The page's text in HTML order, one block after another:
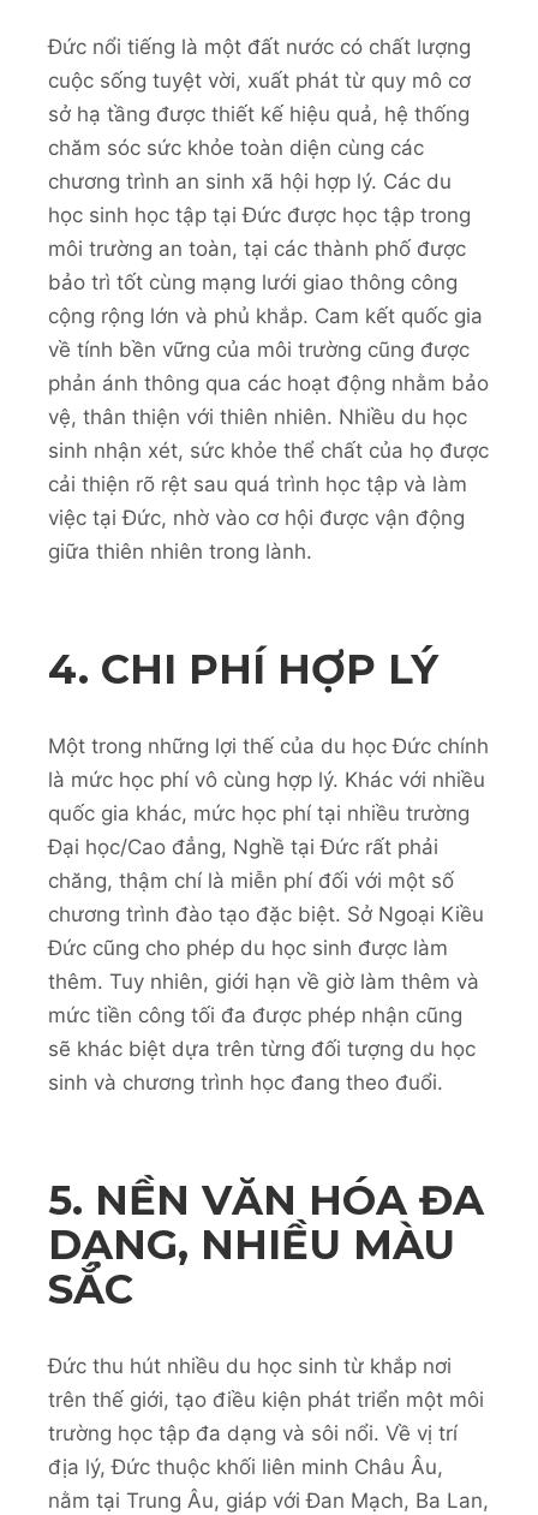
Đức nổi tiếng là một đất nước có chất lượng
cuộc sống tuyệt vời, xuất phát từ quy mô cơ
sở hạ tầng được thiết kế hiệu quả, hệ thống
chăm sóc sức khỏe toàn diện cùng các
chương trình an sinh xã hội hợp lý. Các du
học sinh học tập tại Đức được học tập trong
môi trường an toàn, tại các thành phố được
bảo trì tốt cùng mạng lưới giao thông công
cộng rộng lớn và phủ khắp. Cam kết quốc gia
về tính bền vững của môi trường cũng được
phản ánh thông qua các hoạt động nhằm bảo
vệ, thân thiện với thiên nhiên. Nhiều du học
sinh nhận xét, sức khỏe thể chất của họ được
cải thiện rõ rệt sau quá trình học tập và làm
việc tại Đức, nhờ vào cơ hội được vận động
giữa thiên nhiên trong lành.
4. CHI PHÍ HỢP LÝ
Một trong những lợi thế của du học Đức chính
là mức học phí vô cùng hợp lý. Khác với nhiều
quốc gia khác, mức học phí tại nhiều trường
Đại học/Cao đẳng, Nghề tại Đức rất phải
chăng, thậm chí là miễn phí đối với một số
chương trình đào tạo đặc biệt. Sở Ngoại Kiều
Đức cũng cho phép du học sinh được làm
thêm. Tuy nhiên, giới hạn về giờ làm thêm và
mức tiền công tối đa được phép nhận cũng
sẽ khác biệt dựa trên từng đối tượng du học
sinh và chương trình học đang theo đuổi.
5. NỀN VĂN HÓA ĐA
DẠNG, NHIỀU MÀU
SẮC
Đức thu hút nhiều du học sinh từ khắp nơi
trên thế giới, tạo điều kiện phát triển một môi
trường học tập đa dạng và sôi nổi. Về vị trí
địa lý, Đức thuộc khối liên minh Châu Âu,
nằm tại Trung Âu, giáp với Đan Mạch, Ba Lan,